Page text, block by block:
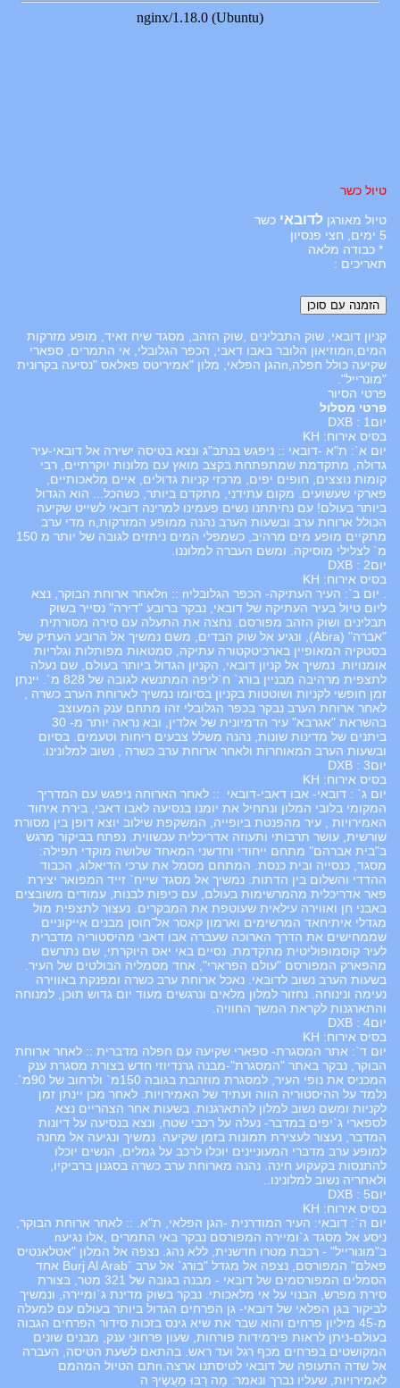
טיול כשר
טיול מאורגן לדובאי כשר
5 ימים, חצי פנסיון
* כבודה מלאה
תאריכים :
קניון דובאי, שוק התבלינים ,שוק הזהב, מסגד שיח זאיד, מופע מזרקות
המים,nמוזיאון הלובר באבו דאבי, הכפר הגלובלי, אי התמרים, ספארי
שקיעה כולל חפלה,nהגן הפלאי, מלון "אמיריטס פאלאס "נסיעה בקרונית
"מונרייל".
פרטי הסיור
פרטי מסלול
יום1 : DXB
בסיס אירוח: KH
יום א`: ת"א -דובאי :: ניפגש בנתב"ג ונצא בטיסה ישירה אל דובאי-עיר
גדולה, מתקדמת שמתפתחת בקצב מואץ עם מלונות יוקרתיים, רבי
קומות נוצצים, חופים יפים, מרכזי קניות גדולים, איים מלאכותיים,
פארקי שעשועים. מקום עתידני, מתקדם ביותר, כשהכל... הוא הגדול
ביותר בעולם! עם נחיתתנו נשים פעמינו למרינה דובאי לשייט שקיעה
הכולל ארוחת ערב ובשעות הערב נהנה ממופע המזרקות,n מדי ערב
מתקיים מופע מים מרהיב, כשמפלי המים ניתזים לגובה של יותר מ 150
מ` לצלילי מוסיקה. ומשם העברה למלוננו.
יום2 : DXB
בסיס אירוח: KH
. יום ב`: העיר העתיקה- הכפר הגלובליn :: nלאחר ארוחת הבוקר, נצא
ליום טיול בעיר העתיקה של דובאי, נבקר ברובע "דירה" נסייר בשוק
תבלינים ושוק הזהב מפורסם. נחצה את התעלה עם סירה מסורתית
"אברה" (Abra), ונגיע אל שוק הבדים, משם נמשיך אל הרובע העתיק של
בסטקיה המאופיין בארכיטקטורה עתיקה, סמטאות מפותלות וגלריות
אומנויות. נמשיך אל קניון דובאי, הקניון הגדול ביותר בעולם, שם נעלה
לתצפית מרהיבה מבניין בורג` ח`ליפה המתנשא לגובה של 828 מ`. יינתן
זמן חופשי לקניות ושוטטות בקניון בסיומו נמשיך לארוחת הערב כשרה ,
לאחר ארוחת הערב נבקר בכפר הגלובלי זהו מתחם ענק המעוצב
בהשראת "אגרבא" עיר הדמיונית של אלדין, ובא נראה יותר מ- 30
ביתנים של מדינות שונות, נהנה משלל צבעים ריחות וטעמים. בסיום
ובשעות הערב המאוחרות ולאחר ארוחת ערב כשרה , נשוב למלונינו.
יום3 : DXB
בסיס אירוח: KH
יום ג` : דובאי- אבו דאבי-דובאי :: לאחר הארוחה ניפגש עם המדריך
המקומי בלובי המלון ונתחיל את יומנו בנסיעה לאבו דאבי, בירת איחוד
האמירויות , עיר מהפנטת ביופייה, המשקפת שילוב יוצא דופן בין מסורת
שורשית, עושר תרבותי ותעוזה אדריכלית עכשווית. נפתח בביקור מרגש
ב"בית אברהם" מתחם ייחודי וחדשני המאחד שלושה מוקדי תפילה:
מסגד, כנסייה ובית כנסת. המתחם מסמל את ערכי הדיאלוג, הכבוד
ההדדי והשלום בין הדתות. נמשיך אל מסגד שייח` זייד המפואר יצירת
פאר אדריכלית מהמרשימות בעולם, עם כיפות לבנות, עמודים משובצים
באבני חן ואווירה עילאית שעוטפת את המבקרים. נעצור לתצפית מול
מגדלי איתיחאד המרשימים וארמון קאסר אל־חוסן מבנים אייקוניים
שממחישים את הדרך הארוכה שעברה אבו דאבי מהיסטוריה מדברית
לעיר קוסמופוליטית מתקדמת. נסיים באי יאס היוקרתי, שם נתרשם
מהפארק המפורסם "עולם הפרארי", אחד מסמליה הבולטים של העיר.
בשעות הערב נשוב לדובאי. נאכל ארוחת ערב כשרה ומפנקת באווירה
נעימה ונינוחה. נחזור למלון מלאים ונרגשים מעוד יום גדוש תוכן, למנוחה
והתארגנות לקראת המשך החוויה.
יום4 : DXB
בסיס אירוח: KH
יום ד`: אתר המסגרת- ספארי שקיעה עם חפלה מדברית :: לאחר ארוחת
הבוקר, נבקר באתר "המסגרת"-מבנה גרנדיוזי חדש בצורת מסגרת ענק
המכניס את נופי העיר, למסגרת מוזהבת בגובה 150מ` ולרחוב של 90מ`.
נלמד על ההיסטוריה הווה ועתיד של האמירויות. לאחר מכן יינתן זמן
לקניות ומשם נשוב למלון להתארגנות. בשעות אחר הצהריים נצא
לספארי ג`יפים במדבר- נעלה על רכבי שטח, ונצא בנסיעה על דיונות
המדבר, נעצור לעצירת תמונות בזמן שקיעה. נמשיך ונגיעה אל מחנה
למופע ערב מדברי המעוניינים יוכלו לרכב על גמלים, הנשים יוכלו
להתנסות בקעקוע חינה. נהנה מארוחת ערב כשרה בסגנון ברביקיו,
ולאחריה נשוב למלונינו..
יום5 : DXB
בסיס אירוח: KH
יום ה`: דובאי: העיר המודרנית -הגן הפלאי, ת"א. :: לאחר ארוחת הבוקר,
ניסע אל מסגד ג`ומיירה המפורסם נבקר באי התמרים ,אלו נגיעn
ב"מונורייל" - רכבת מטרו חדשנית, ללא נהג. נצפה אל המלון "אטלאנטיס
פאלם" המפורסם, נצפה אל מגדל "בורג` אל ערב `Burj Al Arab אחד
הסמלים המפורסמים של דובאי - מבנה בגובה של 321 מטר, בצורת
סירת מפרש, הבנוי על אי מלאכותי. נבקר בשוק מדינת ג`ומיירה, ונמשיך
לביקור בגן הפלאי של דובאי- גן הפרחים הגדול ביותר בעולם עם למעלה
מ-45 מיליון פרחים והוא שבר את שיא גינס בזכות סידור הפרחים הגבוה
בעולם-ניתן לראות פירמידות פורחות, שעון פרחוני ענק, מבנים שונים
המקושטים בפרחים מכף רגל ועד ראש. בהתאם לשעת הטיסה, העברה
אל שדה התעופה של דובאי לטיסתנו ארצה.nתם הטיול המהמם
לאמירויות, שעליו נברך ונאמר: מָה רַבּוּ מַעֲשֶׂיךָ ה